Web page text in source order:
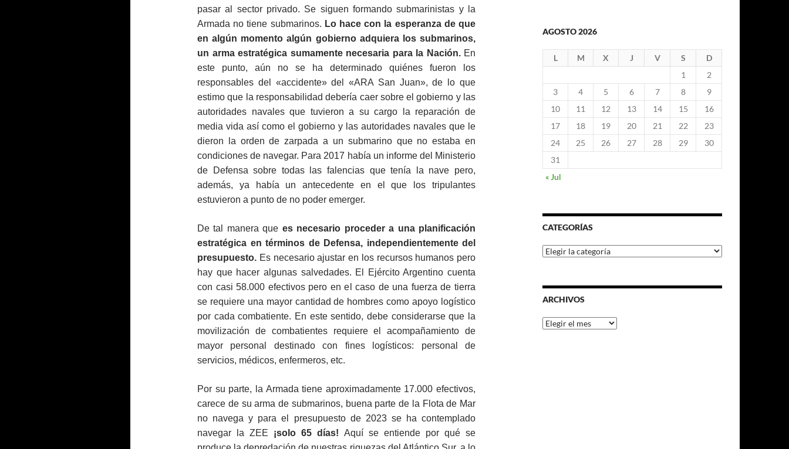
pasar al sector privado. Se siguen formando submarinistas y la
Armada no tiene submarinos. Lo hace con la esperanza de que
en algún momento algún gobierno adquiera los submarinos,
un arma estratégica sumamente necesaria para la Nación.En
este punto, aún no se ha determinado quiénes fueron los
responsables del «accidente» del «ARA San Juan», de lo que
estimo que la responsabilidad debería caer sobre el gobierno y las
autoridades navales que tuvieron a su cargo la reparación de
media vida así como el gobierno y las autoridades navales que le
dieron la orden de zarpada a un submarino que no estaba en
condiciones de navegar. Para 2017 había un informe del Ministerio
de Defensa sobre todas las falencias que tenía la nave pero,
además, ya había un antecedente en el que los tripulantes
estuvieron a punto de no poder emerger.
De tal manera que es necesario proceder a una planificación
estratégica en términos de Defensa, independientemente del
presupuesto. Es necesario ajustar en los recursos humanos pero
hay que hacer algunas salvedades. El Ejército Argentino cuenta
con casi 58.000 efectivos pero en el caso de una fuerza de tierra
se requiere una mayor cantidad de hombres como apoyo logístico
por cada combatiente. En este sentido, debe considerarse que la
movilización de combatientes requiere el acompañamiento de
mayor personal destinado con fines logísticos: personal de
servicios, médicos, enfermeros, etc.
Por su parte, la Armada tiene aproximadamente 17.000 efectivos,
carece de su arma de submarinos, buena parte de la Flota de Mar
no navega y para el presupuesto de 2023 se ha contemplado
navegar la ZEE ¡solo 65 días! Aquí se entiende por qué se
AGOSTO 2026
L M X J V S
D
1
2
3
4 5 6 7 8
9
10
11 12 13 14 15
16
17
18 19 20 21 22
23
24
25 26 27 28 29
30
31
« Jul
CATEGORÍAS
Categorías
ARCHIVOS
Archivos